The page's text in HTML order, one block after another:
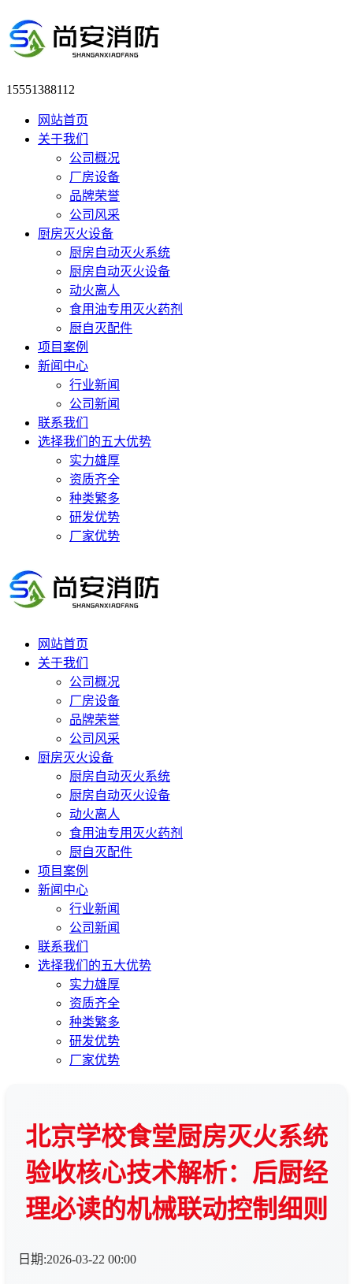
15551388112
网站首页
关于我们
公司概况
厂房设备
品牌荣誉
公司风采
厨房灭火设备
厨房自动灭火系统
厨房自动灭火设备
动火离人
食用油专用灭火药剂
厨自灭配件
项目案例
新闻中心
行业新闻
公司新闻
联系我们
选择我们的五大优势
实力雄厚
资质齐全
种类繁多
研发优势
厂家优势
网站首页
关于我们
公司概况
厂房设备
品牌荣誉
公司风采
厨房灭火设备
厨房自动灭火系统
厨房自动灭火设备
动火离人
食用油专用灭火药剂
厨自灭配件
项目案例
新闻中心
行业新闻
公司新闻
联系我们
选择我们的五大优势
实力雄厚
资质齐全
种类繁多
研发优势
厂家优势
北京学校食堂厨房灭火系统
验收核心技术解析：后厨经
理必读的机械联动控制细则
日期:2026-03-22 00:00